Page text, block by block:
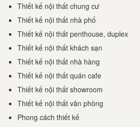
Thiết kế nội thất chung cư
Thiết kế nội thất nhà phố
Thiết kế nội thất penthouse, duplex
Thiết kế nội thất khách sạn
Thiết kế nội thất nhà hàng
Thiết kế nội thất quán cafe
Thiết kế nội thất showroom
Thiết kế nội thất văn phòng
Phong cách thiết kế